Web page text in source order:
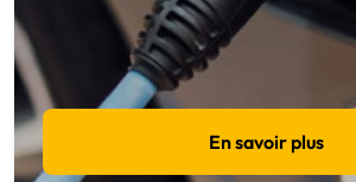
En savoir plus